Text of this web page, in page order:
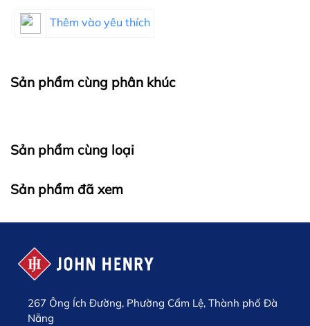
Thêm vào yêu thích
Sản phẩm cùng phân khúc
Sản phẩm cùng loại
Sản phẩm đã xem
267 Ông Ích Đường, Phường Cẩm Lệ, Thành phố Đà
Nẵng